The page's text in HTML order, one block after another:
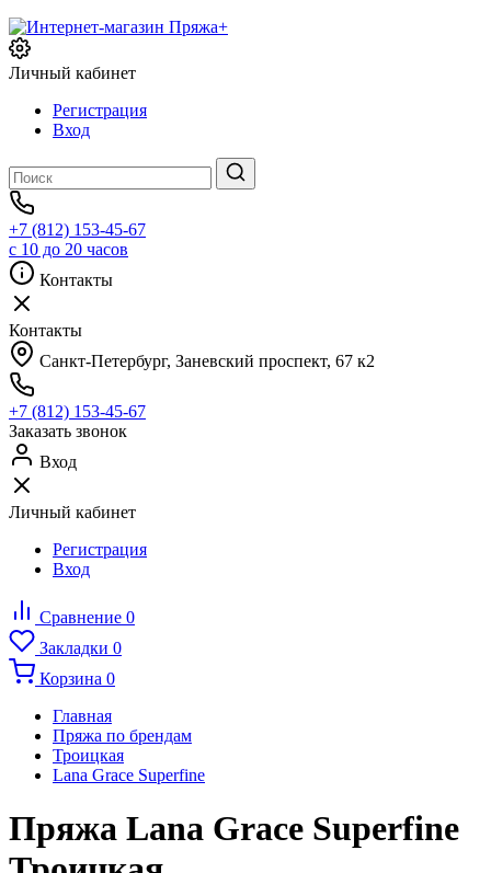
Личный кабинет
Регистрация
Вход
+7 (812) 153-45-67
с 10 до 20 часов
Контакты
Контакты
Санкт-Петербург, ​Заневский проспект, 67 к2
+7 (812) 153-45-67
Заказать звонок
Вход
Личный кабинет
Регистрация
Вход
Сравнение 0
Закладки 0
Корзина 0
Главная
Пряжа по брендам
Троицкая
Lana Grace Superfine
Пряжа Lana Grace Superfine